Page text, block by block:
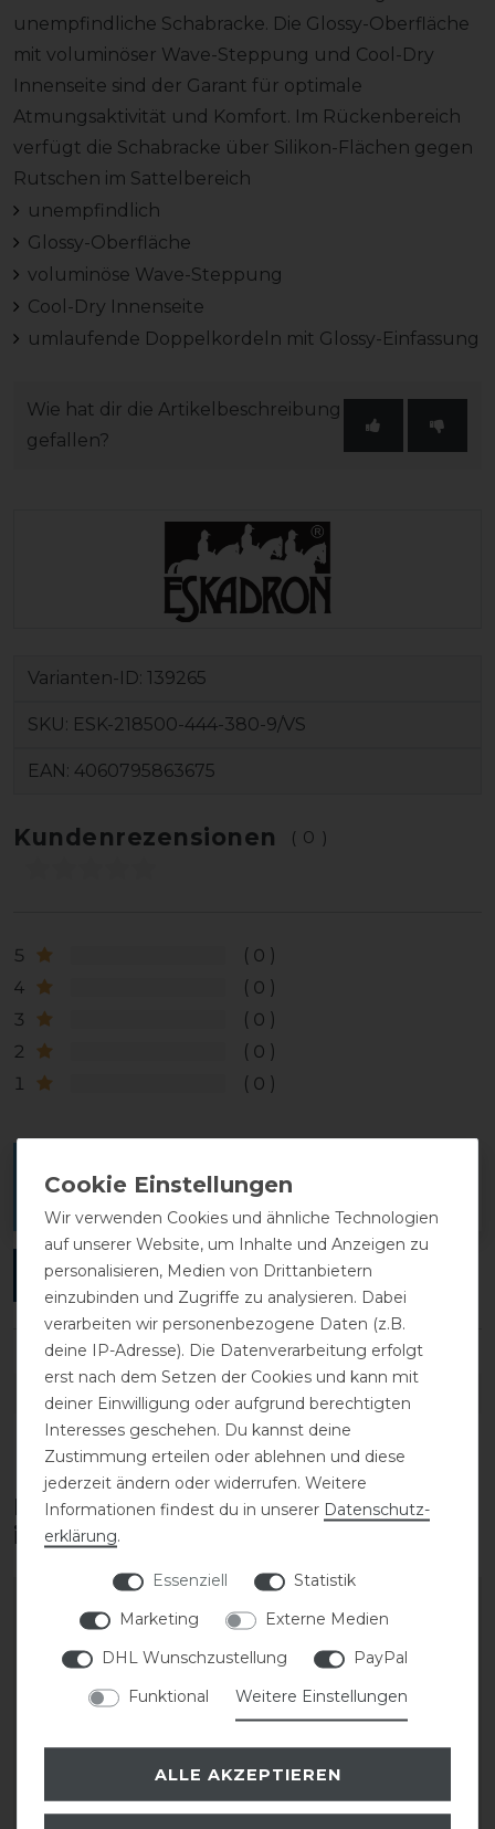
unempfindliche Schabracke. Die Glossy-Oberfläche
mit voluminöser Wave-Steppung und Cool-Dry
Innenseite sind der Garant für optimale
Atmungsaktivität und Komfort. Im Rückenbereich
verfügt die Schabracke über Silikon-Flächen gegen
Rutschen im Sattelbereich
unempfindlich
Glossy-Oberfläche
voluminöse Wave-Steppung
Cool-Dry Innenseite
umlaufende Doppelkordeln mit Glossy-Einfassung
Wie hat dir die Artikelbeschreibung
gefallen?
Varianten-ID: 139265
SKU: ESK-218500-444-380-9/VS
EAN: 4060795863675
Kundenrezensionen (0)
5
0
4
0
3
0
2
0
1
0
Melde dich an, um eine Kundenrezension zu
ANMELDEN
DETAILS ZUR PRODUKTSICHERHEIT
Diese Produkte könnten dich auch
interessieren
Wir verwenden Cookies und ähnliche Technologien
auf unserer Website, um Inhalte und Anzeigen zu
personalisieren, Medien von Drittanbietern
einzubinden und Zugriffe zu analysieren. Dabei
verarbeiten wir personenbezogene Daten (z.B.
deine IP-Adresse). Die Datenverarbeitung erfolgt
erst nach dem Setzen der Cookies und kann mit
deiner Einwilligung oder aufgrund berechtigten
Interesses geschehen. Du kannst deine
Zustimmung erteilen oder ablehnen und diese
jederzeit ändern oder widerrufen. Weitere
Informationen findest du in unserer Daten­schutz­
erklärung.
Essenziell
Statistik
Marketing
Externe Medien
DHL Wunschzustellung
PayPal
Funktional
Weitere Einstellungen
ALLE AKZEPTIEREN